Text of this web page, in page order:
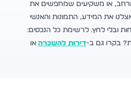
או משקיעים שמחפשים את
את המידע, התמונות והאנשי
ובלי לחץ. לרשימת כל הנכסים:
בקרו גם ב-דירות להשכרה או